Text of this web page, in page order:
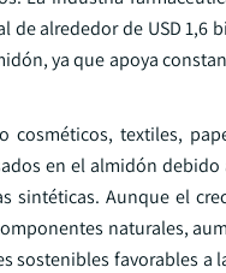
alrededor de USD 1,6
ya que apoya
textiles,
en el almidón
sintéticas. Aunque el
naturales,
favorables a